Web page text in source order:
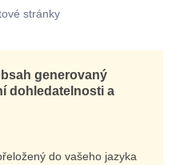
stránky
generovaný
dohledatelnosti a
do vašeho jazyka